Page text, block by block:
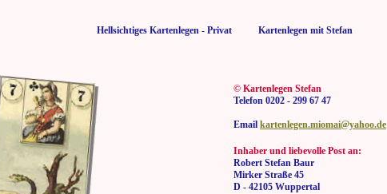
Hellsichtiges Kartenlegen - Privat Kartenlegen mit Stefan
© Kartenlegen Stefan
Telefon 0202 - 299 67 47
Email kartenlegen.miomai@yahoo.de
Inhaber und liebevolle Post an:
Robert Stefan Baur
Mirker Straße 45
D - 42105 Wuppertal